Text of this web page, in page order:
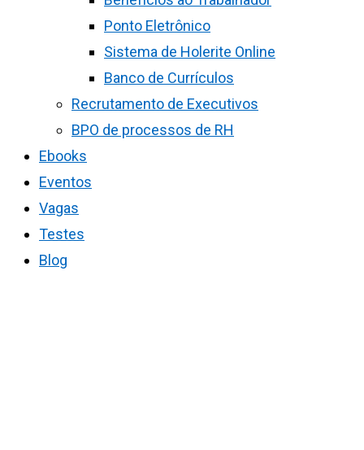
Ponto Eletrônico
Sistema de Holerite Online
Banco de Currículos
Recrutamento de Executivos
BPO de processos de RH
Ebooks
Eventos
Vagas
Testes
Blog